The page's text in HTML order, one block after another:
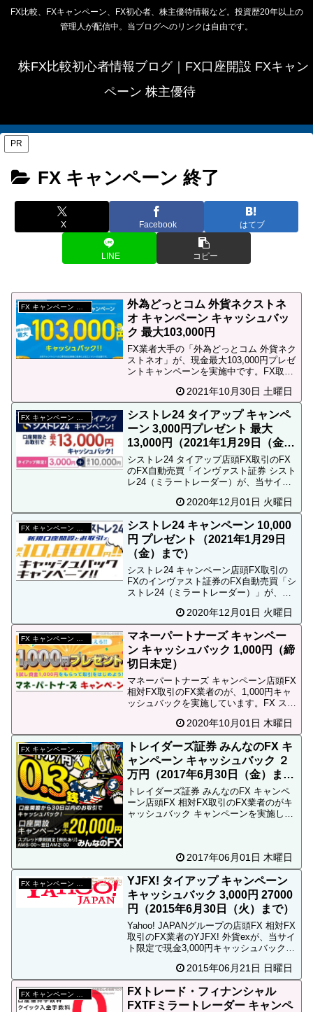
FX比較、FXキャンペーン、FX初心者、株主優待情報など。投資歴20年以上の
管理人が配信中。当ブログへのリンクは自由です。
株FX比較初心者情報ブログ｜FX口座開設 FXキャン
ペーン 株主優待
PR
FX キャンペーン 終了
X Facebook はてブ
LINE コピー
外為どっとコム 外貨ネクストネ
オ キャンペーン キャッシュバッ
ク 最大103,000円
FX業者大手の「外為どっとコム 外貨ネク
ストネオ」が、現金最大103,000円プレゼ
ントキャンペーンを実施中です。FX取引
2021年10月30日 土曜日
シストレ24 タイアップ キャンペ
ーン 3,000円プレゼント 最大
13,000円（2021年1月29日（金）
まで）
シストレ24 タイアップ店頭FX取引のFX
のFX自動売買「インヴァスト証券 シスト
レ24（ミラートレーダー）が、当サイト
ンペーンを実施しています。女性「パソ
コン又はスマホで口座開設して、１万通
貨で１...
2020年12月01日 火曜日
シストレ24 キャンペーン 10,000
円 プレゼント（2021年1月29日
（金）まで）
シストレ24 キャンペーン店頭FX取引の
FXのインヴァスト証券のFX自動売買「シ
ストレ24（ミラートレーダー）」が、現
施しています。このキャンペーンは、当
サイト限定のシストレ24 タイアップ キ
ャン...
2020年12月01日 火曜日
マネーパートナーズ キャンペー
ン キャッシュバック 1,000円（締
切日未定）
マネーパートナーズ キャンペーン店頭FX
相対FX取引のFX業者のが、1,000円キャ
ッシュバックを実施しています。FX スプ
シュバック←キャッシュバック解説。女
性「口座を開設して申し込みボタンを押
す...
2020年10月01日 木曜日
トレイダーズ証券 みんなのFX キ
ャンペーン キャッシュバック ２
万円（2017年6月30日（金）ま
で）
トレイダーズ証券 みんなのFX キャンペ
ーン店頭FX 相対FX取引のFX業者のがキ
ャッシュバック キャンペーンを実施して
2017年06月01日 木曜日
FX キャンペーン 終了
YJFX! タイアップ キャンペーン
キャッシュバック 3,000円 27000
円（2015年6月30日（火）まで）
Yahoo! JAPANグループの店頭FX 相対FX
取引のFX業者のYJFX! 外貨exが、当サイ
ト限定で現金3,000円キャッシュバックキ
シュバック←キャッシュバックキャンペ
ーンの意味が分からない方...
2015年06月21日 日曜日
FX キャンペーン 終了
FXトレード・フィナンシャル
FXTFミラートレーダー キャンペ